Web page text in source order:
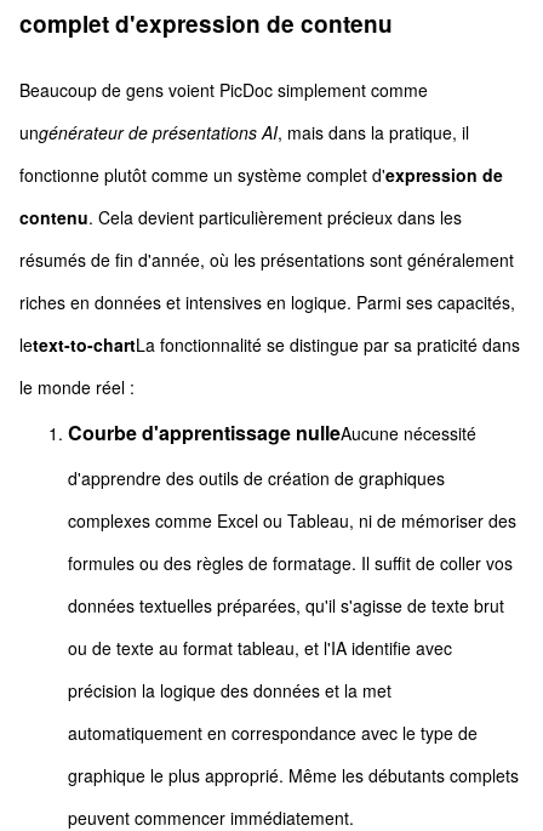
complet d'expression de contenu
Beaucoup de gens voient PicDoc simplement comme
ungénérateur de présentations AI, mais dans la pratique, il
fonctionne plutôt comme un système complet d'expression de
contenu. Cela devient particulièrement précieux dans les
résumés de fin d'année, où les présentations sont généralement
riches en données et intensives en logique. Parmi ses capacités,
letext-to-chartLa fonctionnalité se distingue par sa praticité dans
le monde réel :
Courbe d'apprentissage nulleAucune nécessité
d'apprendre des outils de création de graphiques
complexes comme Excel ou Tableau, ni de mémoriser des
formules ou des règles de formatage. Il suffit de coller vos
données textuelles préparées, qu'il s'agisse de texte brut
ou de texte au format tableau, et l'IA identifie avec
précision la logique des données et la met
automatiquement en correspondance avec le type de
graphique le plus approprié. Même les débutants complets
peuvent commencer immédiatement.